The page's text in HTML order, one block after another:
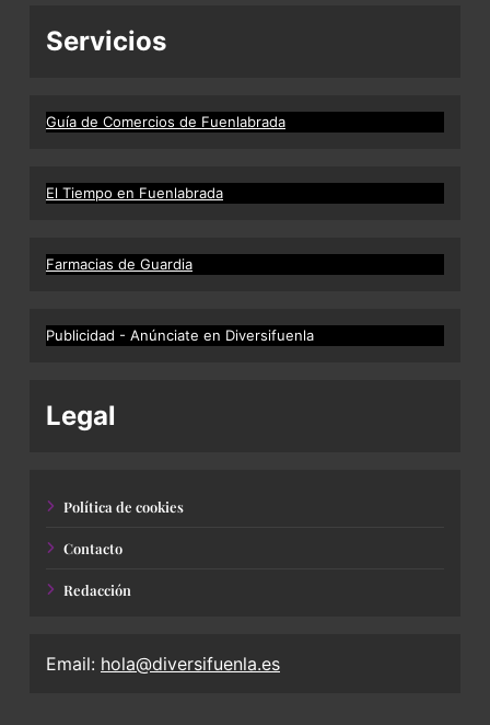
Servicios
Guía de Comercios de Fuenlabrada
El Tiempo en Fuenlabrada
Farmacias de Guardia
Publicidad - Anúnciate en Diversifuenla
Legal
Política de cookies
Contacto
Redacción
Email: hola@diversifuenla.es